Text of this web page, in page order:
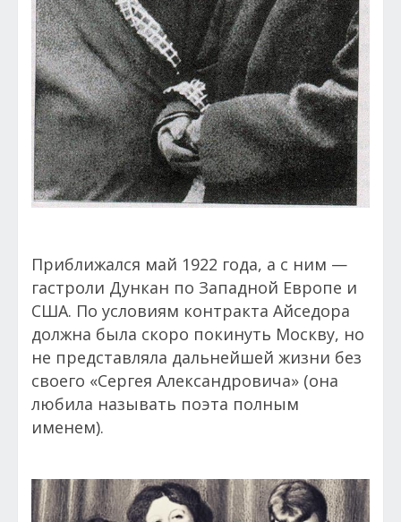
Приближался май 1922 года, а с ним —
гастроли Дункан по Западной Европе и
США. По условиям контракта Айседора
должна была скоро покинуть Москву, но
не представляла дальнейшей жизни без
своего «Сергея Александровича» (она
любила называть поэта полным
именем).